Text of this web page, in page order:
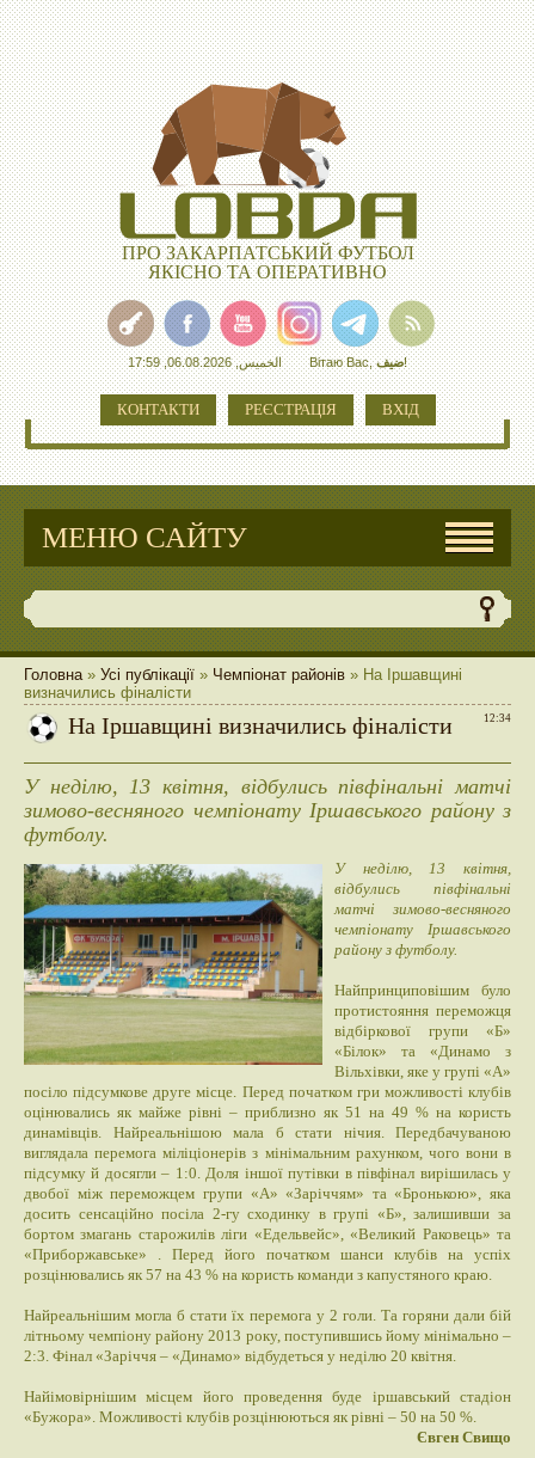
ПРО ЗАКАРПАТСЬКИЙ ФУТБОЛ
ЯКІСНО ТА ОПЕРАТИВНО
الخميس, 06.08.2026, 17:59 Вітаю Вас,ضيف!
КОНТАКТИ РЕЄСТРАЦІЯ ВХІД
МЕНЮ САЙТУ
Головна» Усі публікації » Чемпіонат районів » На Іршавщині
визначились фіналісти
12:34
На Іршавщині визначились фіналісти
У неділю, 13 квітня, відбулись півфінальні матчі
зимово-весняного чемпіонату Іршавського району з
футболу.
У неділю, 13 квітня,
відбулись півфінальні
матчі зимово-весняного
чемпіонату Іршавського
району з футболу.
Найпринциповішим було
протистояння переможця
відбіркової групи «Б»
«Білок» та «Динамо з
Вільхівки, яке у групі «А»
посіло підсумкове друге місце. Перед початком гри можливості клубів
оцінювались як майже рівні – приблизно як 51 на 49 % на користь
динамівців. Найреальнішою мала б стати нічия. Передбачуваною
виглядала перемога міліціонерів з мінімальним рахунком, чого вони в
підсумку й досягли – 1:0. Доля іншої путівки в півфінал вирішилась у
двобої між переможцем групи «А» «Заріччям» та «Бронькою», яка
досить сенсаційно посіла 2-гу сходинку в групі «Б», залишивши за
бортом змагань старожилів ліги «Едельвейс», «Великий Раковець» та
«Приборжавське» . Перед його початком шанси клубів на успіх
розцінювались як 57 на 43 % на користь команди з капустяного краю.
Найреальнішим могла б стати їх перемога у 2 голи. Та горяни дали бій
літньому чемпіону району 2013 року, поступившись йому мінімально –
2:3. Фінал «Заріччя – «Динамо» відбудеться у неділю 20 квітня.
Найімовірнішим місцем його проведення буде іршавський стадіон
«Бужора». Можливості клубів розцінюються як рівні – 50 на 50 %.
Євген Свищо